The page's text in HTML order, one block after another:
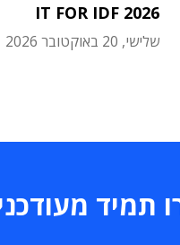
IT FOR IDF 2026
שלישי, 20 באוקטובר 2026
תמיד